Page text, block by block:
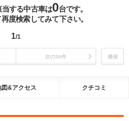
する中古車は0台です。
度検索してみて下さい。
1/1
次の30件 最後
図&アクセス クチコミ